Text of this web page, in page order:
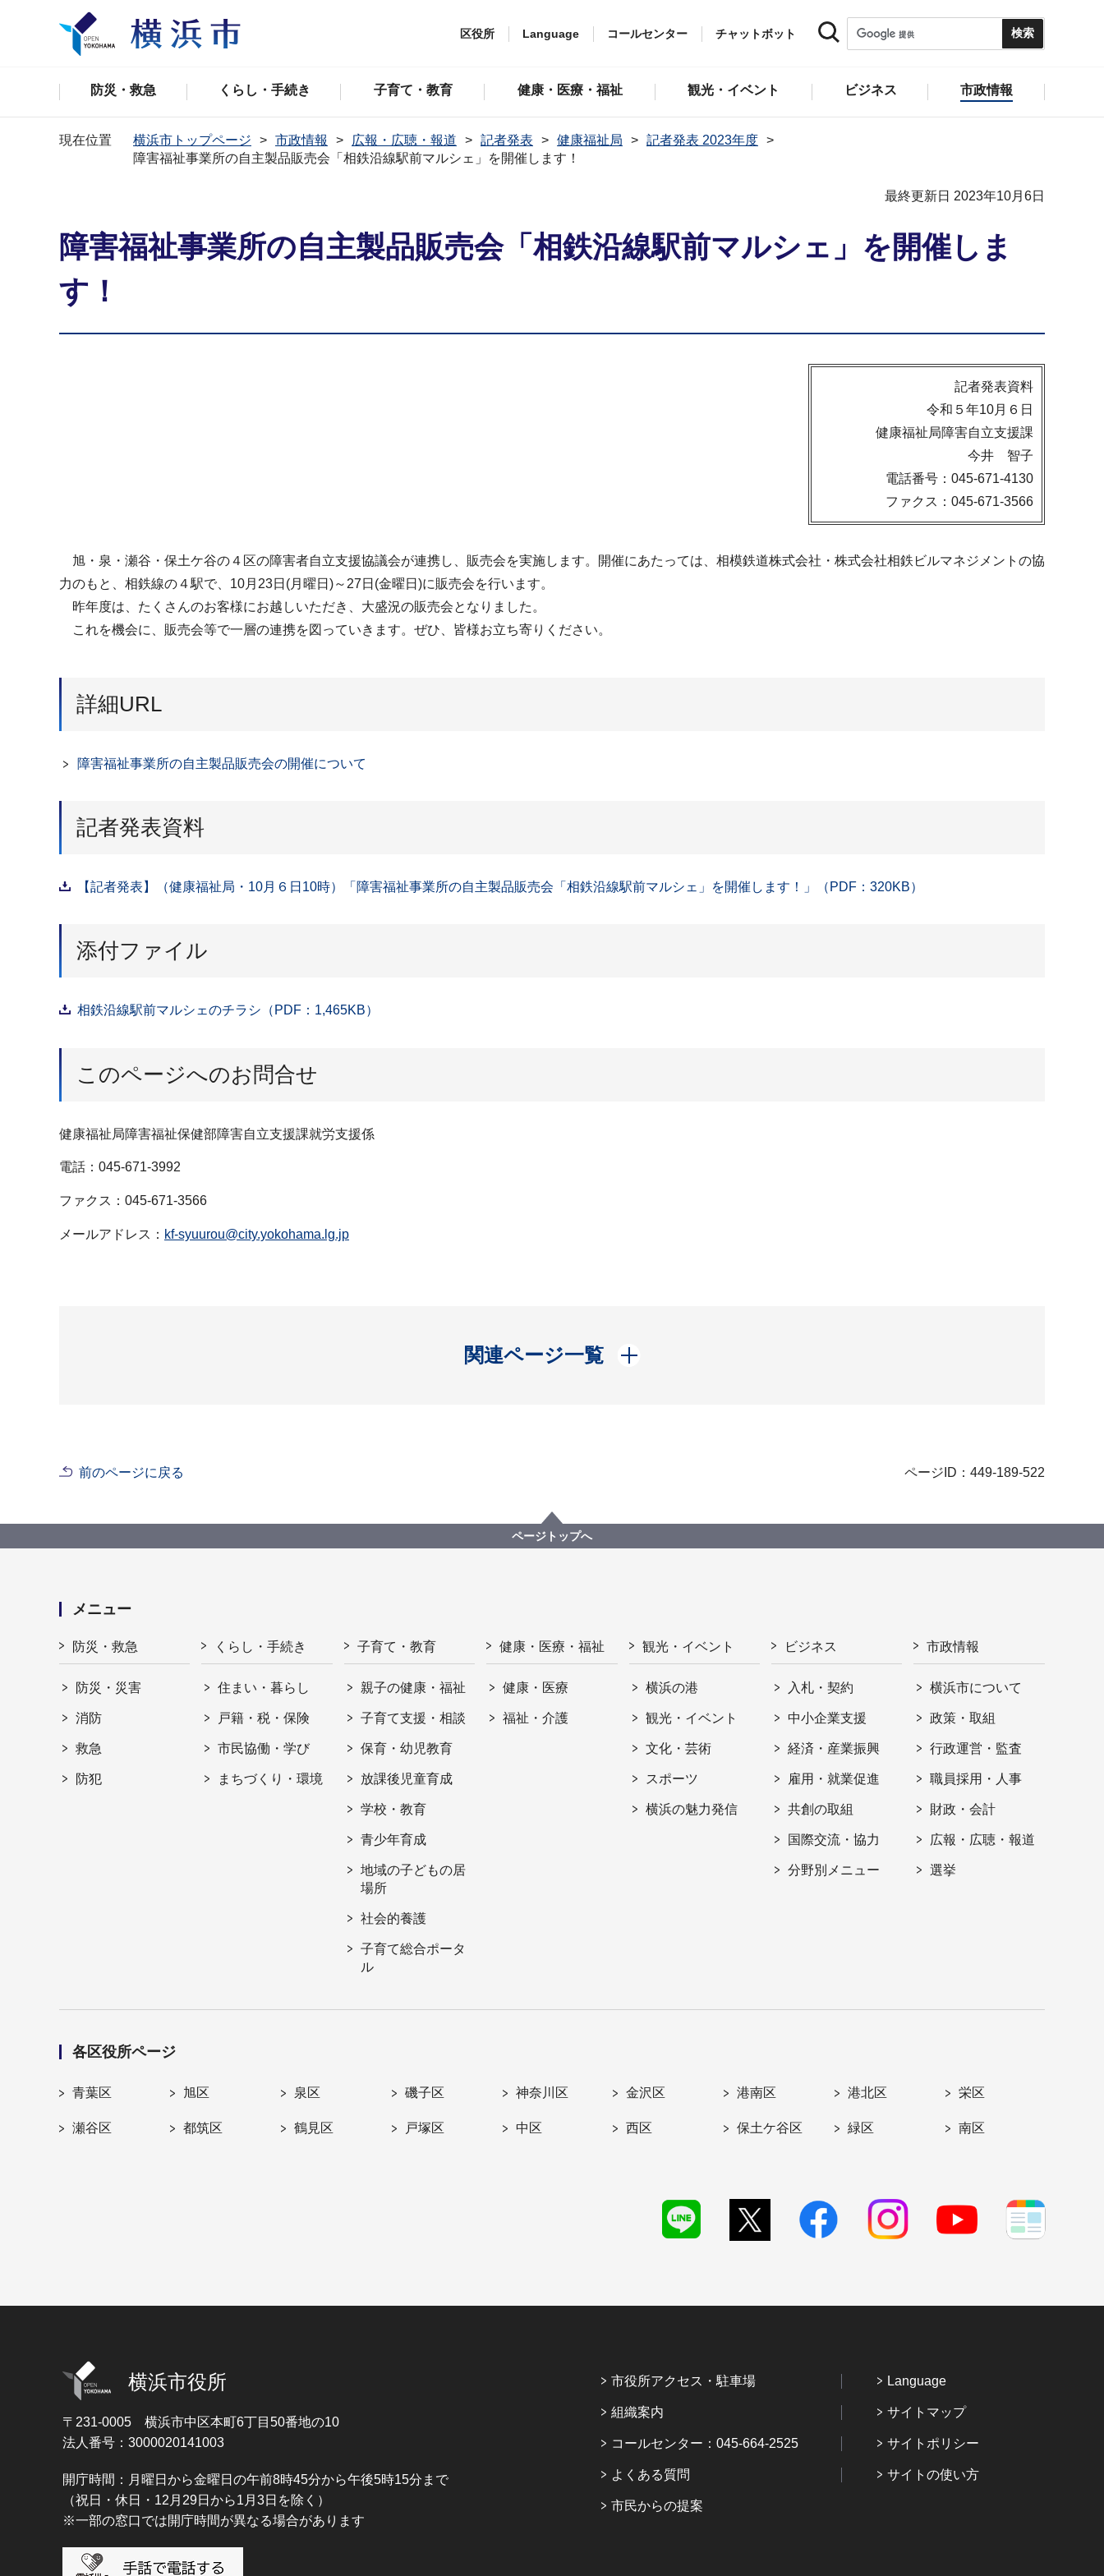
区役所 Language コールセンター チャットボット
防災・救急 くらし・手続き 子育て・教育 健康・医療・福祉 観光・イベント ビジネス 市政情報
現在位置 横浜市トップページ 市政情報 広報・広聴・報道 記者発表 健康福祉局
記者発表 2023年度
障害福祉事業所の自主製品販売会「相鉄沿線駅前マルシェ」を開催します！
最終更新日 2023年10月6日
障害福祉事業所の自主製品販売会「相鉄沿線駅前マルシェ」を開催しま
す！
記者発表資料
令和５年10月６日
健康福祉局障害自立支援課
今井 智子
電話番号：045-671-4130
ファクス：045-671-3566
旭・泉・瀬谷・保土ケ谷の４区の障害者自立支援協議会が連携し、販売会を実施します。開催にあたっては、相模鉄道株式会社・株式会社相鉄ビルマネジメントの協
力のもと、相鉄線の４駅で、10月23日(月曜日)～27日(金曜日)に販売会を行います。
昨年度は、たくさんのお客様にお越しいただき、大盛況の販売会となりました。
これを機会に、販売会等で一層の連携を図っていきます。ぜひ、皆様お立ち寄りください。
詳細URL
障害福祉事業所の自主製品販売会の開催について
記者発表資料
【記者発表】（健康福祉局・10月６日10時）「障害福祉事業所の自主製品販売会「相鉄沿線駅前マルシェ」を開催します！」（PDF：320KB）
添付ファイル
相鉄沿線駅前マルシェのチラシ（PDF：1,465KB）
このページへのお問合せ
健康福祉局障害福祉保健部障害自立支援課就労支援係
電話：045-671-3992
ファクス：045-671-3566
メールアドレス： kf-syuurou@city.yokohama.lg.jp
関連ページ一覧
開く
前のページに戻る ページID：449-189-522
ページトップへ
メニュー
防災・救急
防災・災害
消防
救急
防犯
くらし・手続き
住まい・暮らし
戸籍・税・保険
市民協働・学び
まちづくり・環境
子育て・教育
親子の健康・福祉
子育て支援・相談
保育・幼児教育
放課後児童育成
学校・教育
青少年育成
地域の子どもの居
場所
社会的養護
子育て総合ポータ
ル
健康・医療・福祉
健康・医療
福祉・介護
観光・イベント
横浜の港
観光・イベント
文化・芸術
スポーツ
横浜の魅力発信
ビジネス
入札・契約
中小企業支援
経済・産業振興
雇用・就業促進
共創の取組
国際交流・協力
分野別メニュー
市政情報
横浜市について
政策・取組
行政運営・監査
職員採用・人事
財政・会計
広報・広聴・報道
選挙
各区役所ページ
青葉区 旭区 泉区 磯子区 神奈川区 金沢区 港南区 港北区 栄区
瀬谷区 都筑区 鶴見区 戸塚区 中区 西区 保土ケ谷区 緑区 南区
横浜市役所
〒231-0005 横浜市中区本町6丁目50番地の10
法人番号：3000020141003
開庁時間：月曜日から金曜日の午前8時45分から午後5時15分まで
（祝日・休日・12月29日から1月3日を除く）
※一部の窓口では開庁時間が異なる場合があります
市役所アクセス・駐車場
組織案内
コールセンター：045-664-2525
よくある質問
市民からの提案
Language
サイトマップ
サイトポリシー
サイトの使い方